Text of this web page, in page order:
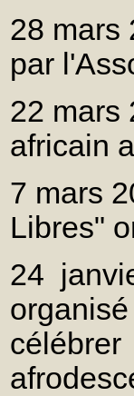
28 mars
par
22 mars
africain
7 mars
Libres"
24